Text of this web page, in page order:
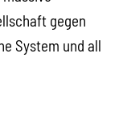
die
da sich die
und die alte
und das